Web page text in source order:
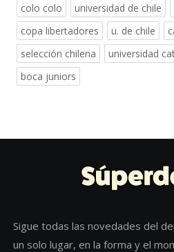
colo colo universidad de chile
copa libertadores
u. de chile
selección chilena
universidad
boca juniors
Sigue todas las novedades del
un solo lugar, en la forma y el